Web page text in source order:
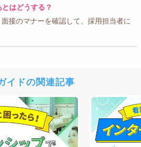
はどうする？
接のマナーを確認して、採用担当者に
イドの関連記事